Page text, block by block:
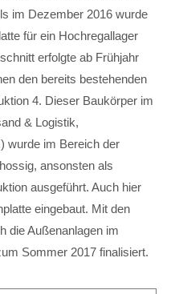
im Dezember 2016 wurde
für ein Hochregallager
erfolgte ab Frühjahr
den bereits bestehenden
4. Dieser Baukörper im
& Logistik,
wurde im Bereich der
ansonsten als
ausgeführt. Auch hier
eingebaut. Mit den
die Außenanlagen im
Sommer 2017 finalisiert.